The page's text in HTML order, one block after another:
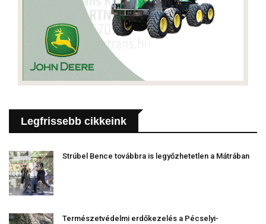
Legfrissebb cikkeink
Strúbel Bence továbbra is legyőzhetetlen a Mátrában
Természetvédelmi erdőkezelés a Pécselyi-